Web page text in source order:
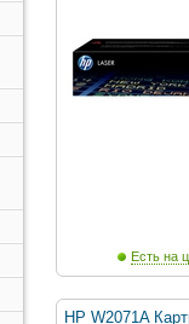
Есть на
HP W2071A